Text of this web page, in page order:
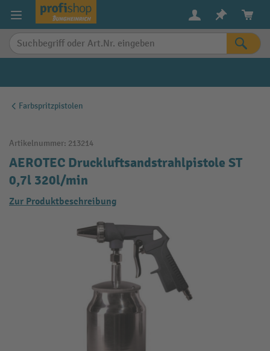
springen
Farbspritzpistolen
Artikelnummer: 213214
AEROTEC Druckluftsandstrahlpistole ST
0,7l 320l/min
Zur Produktbeschreibung